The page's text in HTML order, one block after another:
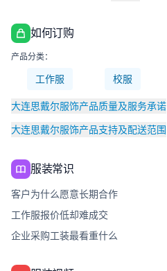
如何订购
产品分类：
工作服 校服
大连思戴尔服饰产品质量及服务承诺
大连思戴尔服饰产品支持及配送范围
服装常识
客户为什么愿意长期合作
工作服报价低却难成交
企业采购工装最看重什么